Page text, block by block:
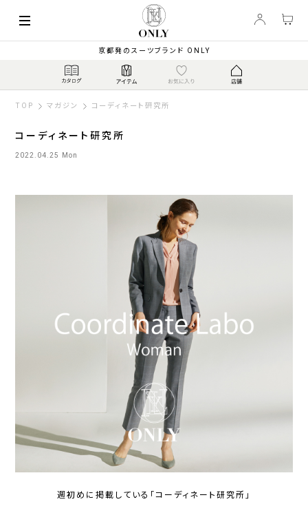
京都発のスーツブランド ONLY
TOP マガジン コーディネート研究所
コーディネート研究所
2022.04.25 Mon
週初めに掲載している「コーディネート研究所」